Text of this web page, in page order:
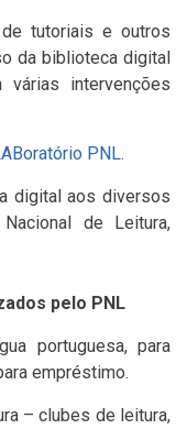
tutoriais e outros
da biblioteca digital
intervenções
PNL.
digital aos diversos
de Leitura,
pelo PNL
portuguesa, para
empréstimo.
– clubes de leitura,